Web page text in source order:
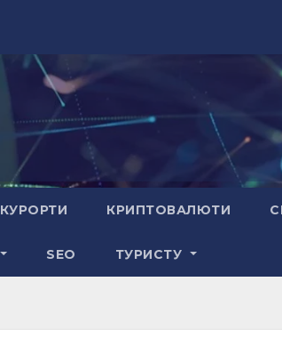
КУРОРТИ КРИПТОВАЛЮТИ
SEO ТУРИСТУ